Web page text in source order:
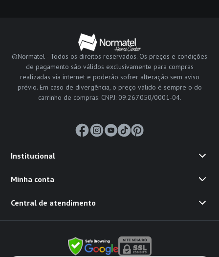
©Normatel - Todos os direitos reservados. Os preços e condições
de pagamento são válidos exclusivamente para compras
realizadas via internet e poderão sofrer alteração sem aviso
prévio. Em caso de divergência, o preço válido é sempre o do
carrinho de compras. CNPJ: 09.267.050/0001-04.
Institucional
Minha conta
Central de atendimento